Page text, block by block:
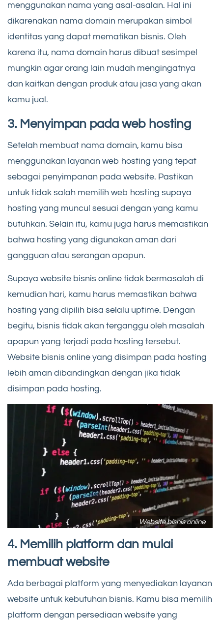
menggunakan nama yang asal-asalan. Hal ini
dikarenakan nama domain merupakan simbol
identitas yang dapat mematikan bisnis. Oleh
karena itu, nama domain harus dibuat sesimpel
mungkin agar orang lain mudah mengingatnya
dan kaitkan dengan produk atau jasa yang akan
kamu jual.
3. Menyimpan pada web hosting
Setelah membuat nama domain, kamu bisa
menggunakan layanan web hosting yang tepat
sebagai penyimpanan pada website. Pastikan
untuk tidak salah memilih web hosting supaya
hosting yang muncul sesuai dengan yang kamu
butuhkan. Selain itu, kamu juga harus memastikan
bahwa hosting yang digunakan aman dari
gangguan atau serangan apapun.
Supaya website bisnis online tidak bermasalah di
kemudian hari, kamu harus memastikan bahwa
hosting yang dipilih bisa selalu uptime. Dengan
begitu, bisnis tidak akan terganggu oleh masalah
apapun yang terjadi pada hosting tersebut.
Website bisnis online yang disimpan pada hosting
lebih aman dibandingkan dengan jika tidak
disimpan pada hosting.
Website bisnis online
4. Memilih platform dan mulai
membuat website
Ada berbagai platform yang menyediakan layanan
website untuk kebutuhan bisnis. Kamu bisa memilih
platform dengan persediaan website yang